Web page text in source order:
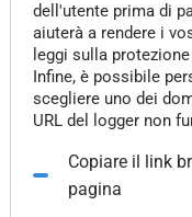
dell'utente prima di
aiuterà a rendere i
leggi sulla
Infine, è possibile
scegliere uno dei
URL del logger non
Copiare il link
pagina